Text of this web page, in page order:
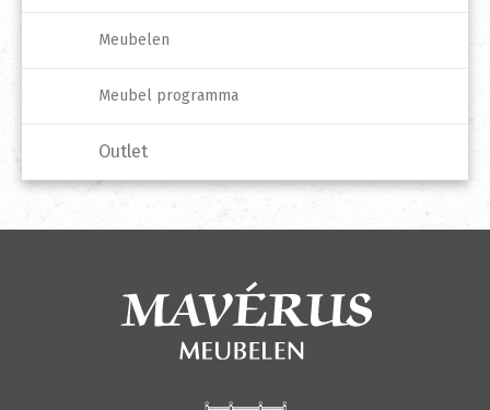
Meubelen
Meubel programma
Outlet